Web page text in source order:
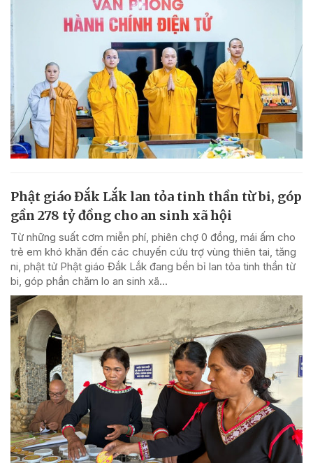
Phật giáo Đắk Lắk lan tỏa tinh thần từ bi, góp
gần 278 tỷ đồng cho an sinh xã hội
Từ những suất cơm miễn phí, phiên chợ 0 đồng, mái ấm cho
trẻ em khó khăn đến các chuyến cứu trợ vùng thiên tai, tăng
ni, phật tử Phật giáo Đắk Lắk đang bền bỉ lan tỏa tinh thần từ
bi, góp phần chăm lo an sinh xã...